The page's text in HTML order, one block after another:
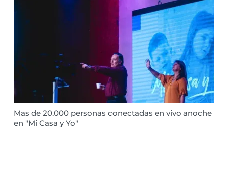
Mas de 20.000 personas conectadas en vivo anoche
en "Mi Casa y Yo"